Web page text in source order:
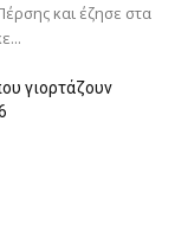
και έζησε στα
γιορτάζουν